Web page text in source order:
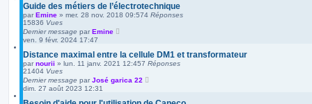
Guide des métiers de l’électrotechnique
par Emine » mer. 28 nov. 2018 09:574 Réponses
15836 Vues
Dernier message par Emine
ven. 9 févr. 2024 17:47
Distance maximal entre la cellule DM1 et transformateur
par nourii » lun. 11 janv. 2021 12:457 Réponses
21404 Vues
Dernier message par José garica 22
dim. 27 août 2023 12:31